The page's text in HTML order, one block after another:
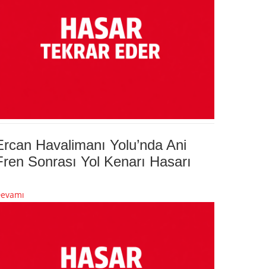
Havalimanı Yolu’nda Ani
Sonrası Yol Kenarı Hasarı